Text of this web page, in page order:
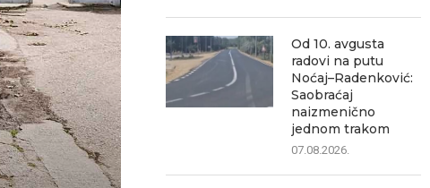
Od 10. avgusta
radovi na putu
Noćaj–Radenković:
Saobraćaj
naizmenično
jednom trakom
07.08.2026.